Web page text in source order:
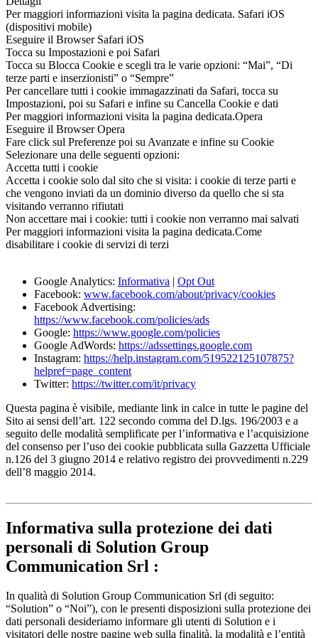
Per maggiori informazioni visita la pagina dedicata. Safari iOS
(dispositivi mobile)
Eseguire il Browser Safari iOS
Tocca su Impostazioni e poi Safari
Tocca su Blocca Cookie e scegli tra le varie opzioni: “Mai”, “Di
terze parti e inserzionisti” o “Sempre”
Per cancellare tutti i cookie immagazzinati da Safari, tocca su
Impostazioni, poi su Safari e infine su Cancella Cookie e dati
Per maggiori informazioni visita la pagina dedicata.Opera
Eseguire il Browser Opera
Fare click sul Preferenze poi su Avanzate e infine su Cookie
Selezionare una delle seguenti opzioni:
Accetta tutti i cookie
Accetta i cookie solo dal sito che si visita: i cookie di terze parti e
che vengono inviati da un dominio diverso da quello che si sta
visitando verranno rifiutati
Non accettare mai i cookie: tutti i cookie non verranno mai salvati
Per maggiori informazioni visita la pagina dedicata.Come
disabilitare i cookie di servizi di terzi
Google Analytics: Informativa | Opt Out
Facebook: www.facebook.com/about/privacy/cookies
Facebook Advertising:
https://www.facebook.com/policies/ads
Google: https://www.google.com/policies
Google AdWords: https://adssettings.google.com
Instagram: https://help.instagram.com/519522125107875?
helpref=page_content
Twitter: https://twitter.com/it/privacy
Questa pagina è visibile, mediante link in calce in tutte le pagine del
Sito ai sensi dell’art. 122 secondo comma del D.lgs. 196/2003 e a
seguito delle modalità semplificate per l’informativa e l’acquisizione
del consenso per l’uso dei cookie pubblicata sulla Gazzetta Ufficiale
n.126 del 3 giugno 2014 e relativo registro dei provvedimenti n.229
dell’8 maggio 2014.
Informativa sulla protezione dei dati
personali di Solution Group
Communication Srl :
In qualità di Solution Group Communication Srl (di seguito:
“Solution” o “Noi”), con le presenti disposizioni sulla protezione dei
dati personali desideriamo informare gli utenti di Solution e i
visitatori delle nostre pagine web sulla finalità, la modalità e l’entità